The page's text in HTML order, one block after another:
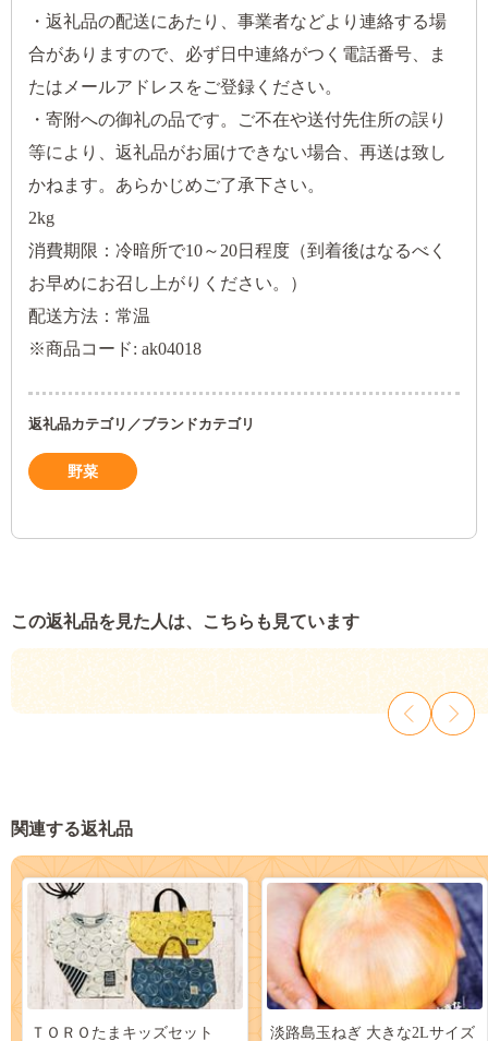
・返礼品の配送にあたり、事業者などより連絡する場
合がありますので、必ず日中連絡がつく電話番号、ま
たはメールアドレスをご登録ください。
・寄附への御礼の品です。ご不在や送付先住所の誤り
等により、返礼品がお届けできない場合、再送は致し
かねます。あらかじめご了承下さい。
2kg
消費期限：冷暗所で10～20日程度（到着後はなるべく
お早めにお召し上がりください。）
配送方法：常温
※商品コード: ak04018
返礼品カテゴリ／ブランドカテゴリ
野菜
この返礼品を見た人は、こちらも見ています
関連する返礼品
ＴＯＲＯたまキッズセット 淡路島玉ねぎ 大きな2Lサイズ